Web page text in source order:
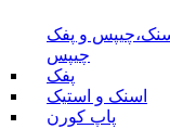
و پفک
چیپس
پفک
اسنک و استیک
پاپ کورن